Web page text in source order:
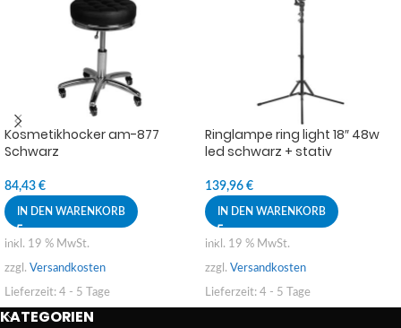
Kosmetikhocker am-877
Schwarz
84,43 €
IN DEN WARENKORB
inkl. 19 % MwSt.
zzgl. Versandkosten
Lieferzeit: 4 - 5 Tage
Ringlampe ring light 18″ 48w
led schwarz + stativ
139,96 €
IN DEN WARENKORB
inkl. 19 % MwSt.
zzgl. Versandkosten
Lieferzeit: 4 - 5 Tage
KATEGORIEN